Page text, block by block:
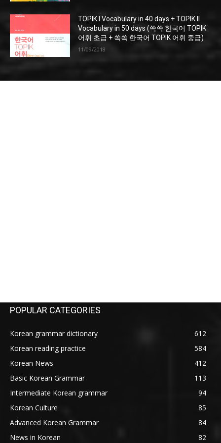
TOPIK I Vocabulary in 40 days + TOPIK II
Vocabulary in 50 days (쏙쏙 한국어 TOPIK
어휘 초급 + 쏙쏙 한국어 TOPIK 어휘 중급)
11/09/2018
POPULAR CATEGORIES
Korean grammar dictionary
612
Korean reading practice
584
Korean News
412
Basic Korean Grammar
113
Intermediate Korean grammar
94
Korean Culture
85
Advanced Korean Grammar
84
News in Korean
82